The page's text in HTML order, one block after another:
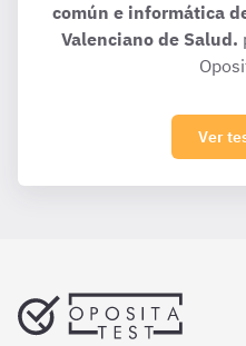
común e informática
Valenciano de Salud.
Ver